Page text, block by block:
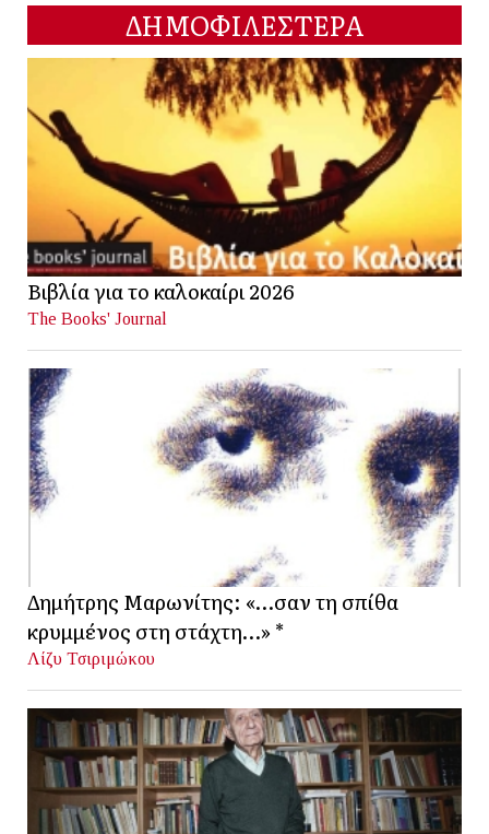
ΔΗΜΟΦΙΛΕΣΤΕΡΑ
Βιβλία για το καλοκαίρι 2026
The Books' Journal
Δημήτρης Μαρωνίτης: «…σαν τη σπίθα
κρυμμένος στη στάχτη…» *
Λίζυ Τσιριμώκου